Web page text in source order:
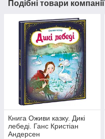
Подібні товари компанії
Книга Оживи казку. Дикі
лебеді. Ганс Кристіан
Андерсен